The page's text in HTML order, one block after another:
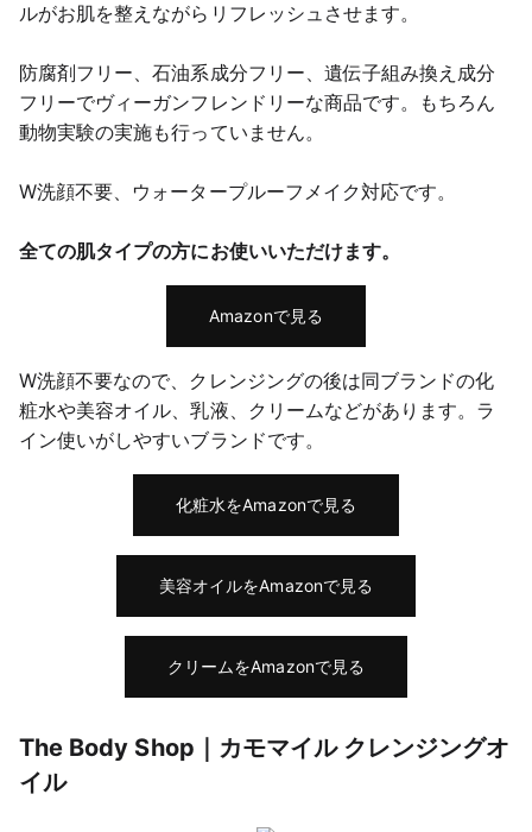
ルがお肌を整えながらリフレッシュさせます。
防腐剤フリー、石油系成分フリー、遺伝子組み換え成分
フリーでヴィーガンフレンドリーな商品です。もちろん
動物実験の実施も行っていません。
W洗顔不要、ウォータープルーフメイク対応です。
全ての肌タイプの方にお使いいただけます。
Amazonで見る
W洗顔不要なので、クレンジングの後は同ブランドの化
粧水や美容オイル、乳液、クリームなどがあります。ラ
イン使いがしやすいブランドです。
化粧水をAmazonで見る
美容オイルをAmazonで見る
クリームをAmazonで見る
The Body Shop｜カモマイル クレンジングオ
イル